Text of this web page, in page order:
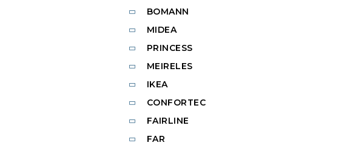
BOMANN
MIDEA
PRINCESS
MEIRELES
IKEA
CONFORTEC
FAIRLINE
FAR